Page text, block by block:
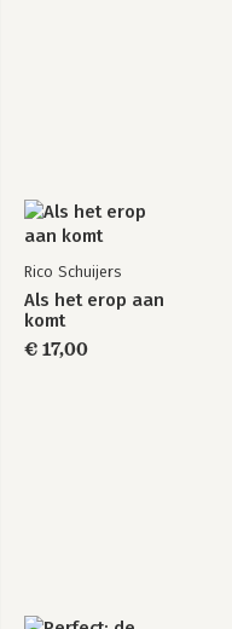
Rico Schuijers
Als het erop aan
komt
€ 17,00